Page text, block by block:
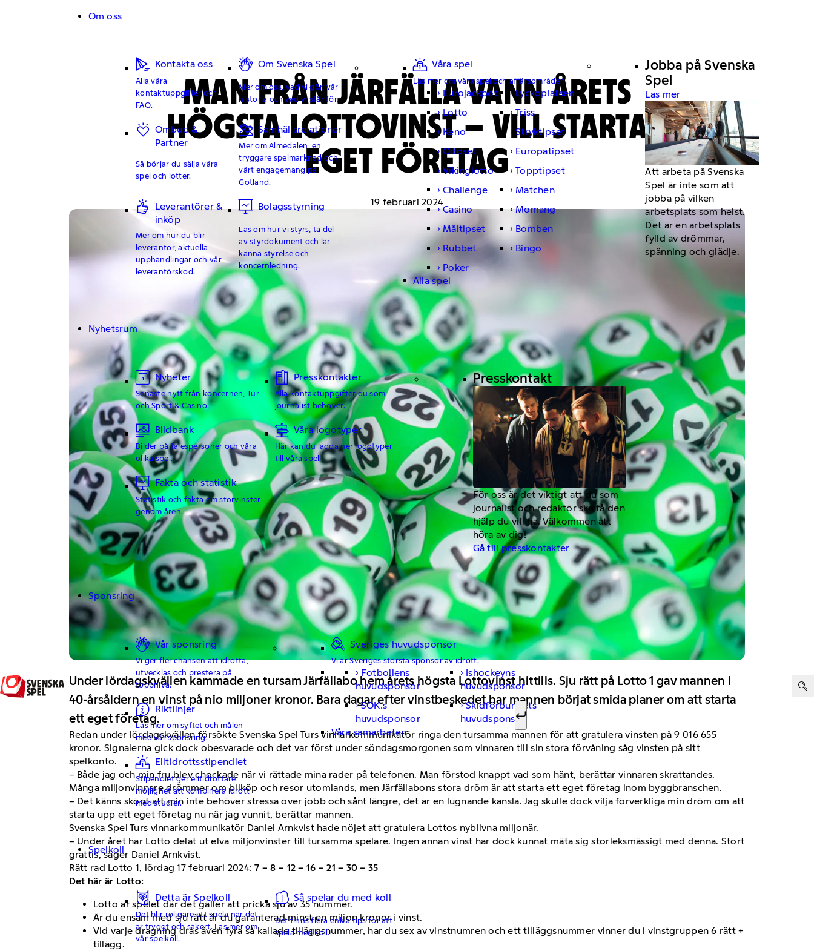
Om oss
Kontakta oss
Alla våra
kontaktuppgifter och
FAQ.
Om Svenska Spel
Mer om oss, vad vi gör, vår
historia och vad vi står för.
Ombud &
Partner
Så börjar du sälja våra
spel och lotter.
Samhällsrelationer
Mer om Almedalen, en
tryggare spelmarknad och
vårt engagemang på
Gotland.
Leverantörer &
inköp
Mer om hur du blir
leverantör, aktuella
upphandlingar och vår
leverantörskod.
Bolagsstyrning
Läs om hur vi styrs, ta del
av styrdokument och lär
känna styrelse och
koncernledning.
Våra spel
Läs mer om våra spel och affärsområden.
Eurojackpot
Lyckoplatsen
Lotto
Triss
Keno
Stryktipset
Oddset
Europatipset
Vikinglotto
Topptipset
Challenge
Matchen
Casino
Momang
Måltipset
Bomben
Rubbet
Bingo
Poker
Alla spel
Jobba på Svenska
Spel
Läs mer
Att arbeta på Svenska
Spel är inte som att
jobba på vilken
arbetsplats som helst.
Det är en arbetsplats
fylld av drömmar,
spänning och glädje.
Nyhetsrum
Nyheter
Senaste nytt från koncernen, Tur
och Sport & Casino.
Presskontakter
Alla kontaktuppgifter du som
journalist behöver.
Bildbank
Bilder på talespersoner och våra
olika spel.
Våra logotyper
Här kan du ladda ner logotyper
till våra spel.
Fakta och statistik
Statistik och fakta om storvinster
genom åren.
Presskontakt
För oss är det viktigt att du som
journalist och redaktör ska få den
hjälp du vill ha. Välkommen att
höra av dig!
Gå till presskontakter
Sponsring
Vår sponsring
Vi ger fler chansen att idrotta,
utvecklas och prestera på
toppnivå.
Riktlinjer
Läs mer om syftet och målen
med vår sponsring.
Elitidrottsstipendiet
Stipendiet ger elitidrottare
möjlighet att kombinera idrott
med studier.
Sveriges huvudsponsor
Vi är Sveriges största sponsor av idrott.
Fotbollens
huvudsponsor
Ishockeyns
huvudsponsor
SOK:s
huvudsponsor
Skidförbundets
huvudsponsor
Våra samarbeten
Spelkoll
Detta är Spelkoll
Det blir roligare att spela när det
är tryggt och säkert. Läs mer om
vår spelkoll.
Så spelar du med koll
Det finns flera enkla tips för att
spela med koll.
Sök efter:
MAN FRÅN JÄRFÄLLA VANN ÅRETS
HÖGSTA LOTTOVINST – VILL STARTA
EGET FÖRETAG
19 februari 2024
Under lördagskvällen kammade en tursam Järfällabo hem årets högsta Lottovinst hittills. Sju rätt på Lotto 1 gav mannen i
40-årsåldern en vinst på nio miljoner kronor. Bara dagar efter vinstbeskedet har mannen börjat smida planer om att starta
ett eget företag.
Redan under lördagskvällen försökte Svenska Spel Turs vinnarkommunikatör ringa den tursamma mannen för att gratulera vinsten på 9 016 655
kronor. Signalerna gick dock obesvarade och det var först under söndagsmorgonen som vinnaren till sin stora förvåning såg vinsten på sitt
spelkonto.
– Både jag och min fru blev chockade när vi rättade mina rader på telefonen. Man förstod knappt vad som hänt, berättar vinnaren skrattandes.
Många miljonvinnare drömmer om bilköp och resor utomlands, men Järfällabons stora dröm är att starta ett eget företag inom byggbranschen.
– Det känns skönt att min inte behöver stressa över jobb och sånt längre, det är en lugnande känsla. Jag skulle dock vilja förverkliga min dröm om att
starta upp ett eget företag nu när jag vunnit, berättar mannen.
Svenska Spel Turs vinnarkommunikatör Daniel Arnkvist hade nöjet att gratulera Lottos nyblivna miljonär.
– Under året har Lotto delat ut elva miljonvinster till tursamma spelare. Ingen annan vinst har dock kunnat mäta sig storleksmässigt med denna. Stort
grattis, säger Daniel Arnkvist.
Rätt rad Lotto 1, lördag 17 februari 2024:7 – 8 – 12 – 16 – 21 – 30 – 35
Det här är Lotto:
Lotto är spelet där det gäller att pricka sju av 35 nummer.
Är du ensam med sju rätt är du garanterad minst en miljon kronor i vinst.
Vid varje dragning dras även fyra så kallade tilläggsnummer, har du sex av vinstnumren och ett tilläggsnummer vinner du i vinstgruppen 6 rätt +
tillägg.